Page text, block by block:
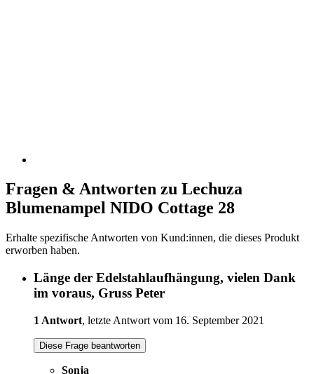
Fragen & Antworten zu Lechuza
Blumenampel NIDO Cottage 28
Erhalte spezifische Antworten von Kund:innen, die dieses Produkt
erworben haben.
Länge der Edelstahlaufhängung, vielen Dank
im voraus, Gruss Peter
1 Antwort, letzte Antwort vom 16. September 2021
Diese Frage beantworten
Sonja